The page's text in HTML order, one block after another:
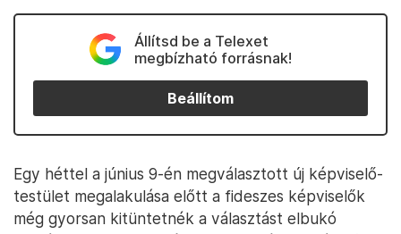
Állítsd be a Telexet
megbízható forrásnak!
Beállítom
Egy héttel a június 9-én megválasztott új képviselő-
testület megalakulása előtt a fideszes képviselők
még gyorsan kitüntetnék a választást elbukó